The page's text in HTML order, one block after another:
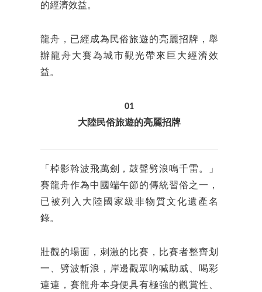
的經濟效益。
龍舟，已經成為民俗旅遊的亮麗招牌，舉
辦龍舟大賽為城市觀光帶來巨大經濟效
益。
01
大陸民俗旅遊的亮麗招牌
「棹影斡波飛萬劍，鼓聲劈浪鳴千雷。」
賽龍舟作為中國端午節的傳統習俗之一，
已被列入大陸國家級非物質文化遺產名
錄。
壯觀的場面，刺激的比賽，比賽者整齊划
一、劈波斬浪，岸邊觀眾吶喊助威、喝彩
連連，賽龍舟本身便具有極強的觀賞性、